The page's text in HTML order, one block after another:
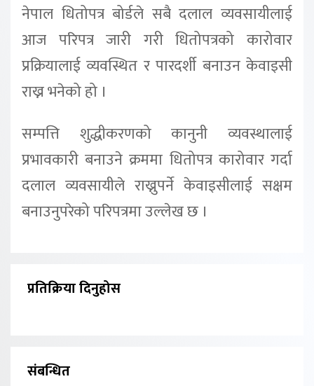
नेपाल धितोपत्र बोर्डले सबै दलाल व्यवसायीलाई
आज परिपत्र जारी गरी धितोपत्रको कारोवार
प्रक्रियालाई व्यवस्थित र पारदर्शी बनाउन केवाइसी
राख्न भनेको हो ।
सम्पत्ति शुद्धीकरणको कानुनी व्यवस्थालाई
प्रभावकारी बनाउने क्रममा धितोपत्र कारोवार गर्दा
दलाल व्यवसायीले राख्नुपर्ने केवाइसीलाई सक्षम
बनाउनुपरेको परिपत्रमा उल्लेख छ ।
प्रतिक्रिया दिनुहोस
संबन्धित